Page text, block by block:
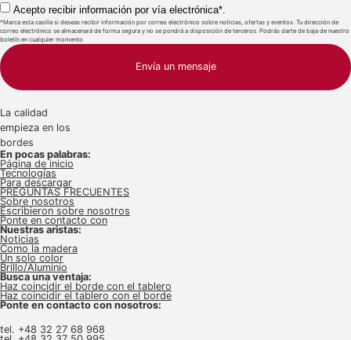
Acepto recibir información por vía electrónica*.
*Marca esta casilla si deseas recibir información por correo electrónico sobre noticias, ofertas y eventos. Tu dirección de
correo electrónico se almacenará de forma segura y no se pondrá a disposición de terceros. Podrás darte de baja de nuestro
boletín en cualquier momento
Envía un mensaje
La calidad
empieza en los
bordes
En pocas palabras:
Página de inicio
Tecnologías
Para descargar
PREGUNTAS FRECUENTES
Sobre nosotros
Escribieron sobre nosotros
Ponte en contacto con
Nuestras aristas:
Noticias
Como la madera
Un solo color
Brillo/Aluminio
Busca una ventaja:
Haz coincidir el borde con el tablero
Haz coincidir el tablero con el borde
Ponte en contacto con nosotros:
tel. +48 32 27 68 968